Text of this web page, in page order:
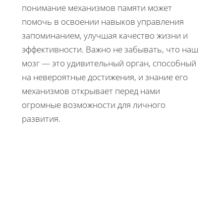
понимание механизмов памяти может
помочь в освоении навыков управления
запоминанием, улучшая качество жизни и
эффективности. Важно не забывать, что наш
мозг — это удивительный орган, способный
на невероятные достижения, и знание его
механизмов открывает перед нами
огромные возможности для личного
развития.